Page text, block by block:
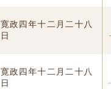
寛政四年十二月二十八
日
寛政四年十二月二十八
日